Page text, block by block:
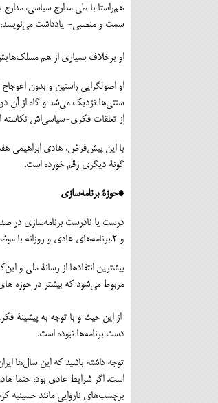
هم‌راستا با طی مدارج سیاسی،
سمت و منصبی- یادداشت
او برخلاف بسیاری از هم
او اصولگرایی راستین و بدون
سنتی‌ها نزدیک می‌شد و گاه از آن
از تعلقات فکری-سیاسی‌اش
با این پیش‌فرض، هادی ابراهیمی
گونۀ دیگری رقم خورده است.
*حوزۀ برنامه‌سازی
و 2.برنامه‌های عادی و روزانه با موضوع‌ها و در قالب‌های مختلف.
بیشترین انتقادها از رسانۀ ملی و
مربوط می‌شود که بیشتر در حوزه
از این حیث و با توجه به پیشینۀ
دست برنامه‌ها نبوده است.
توجه داشته باشید که این سال‌ها
است. اگر شرایط عادی بود، حتما
برچسب‌های ناروایی مانند حسینیه